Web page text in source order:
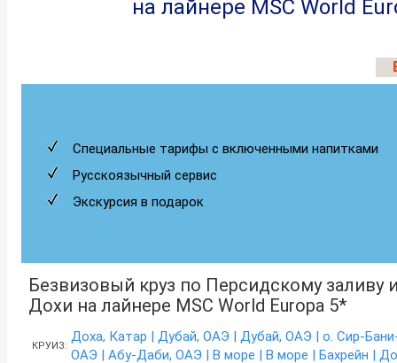
на лайнере MSC World
Специальные тарифы с включенными напитками
Русскоязычный сервис
Экскурсия в подарок
Безвизовый круз по Персидскому заливу
Дохи на лайнере MSC World Europa 5*
КРУИЗ:
Доха, Катар | Дубай, ОАЭ | Дубай, ОАЭ | о. Сир-
ОАЭ | Абу-Даби, ОАЭ | В море | В море | Бахрейн |